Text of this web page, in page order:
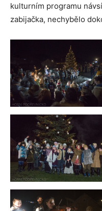
kulturním programu
zabijačka, nechybělo